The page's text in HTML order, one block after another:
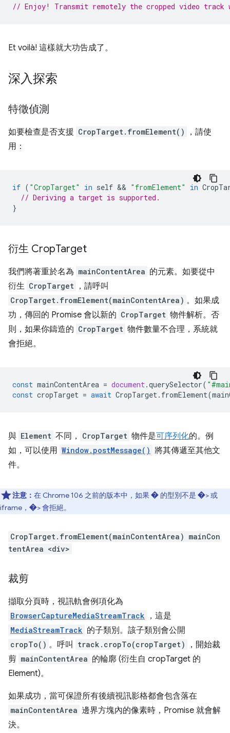
// Enjoy! Transmit remotely the cropped video track
Et voilà! 這樣就大功告成了。
深入探索
特徵偵測
如要檢查是否支援 CropTarget.fromElement()
，請使
用：
if ( "CropTarget" in self && "fromElement" in
// Deriving a target is supported.
}
衍生 CropTarget
我們將著重於名為 mainContentArea 的元素。如要從中
衍生 CropTarget ，請呼叫
CropTarget.fromElement(mainContentArea) 。如果成
功，傳回的 Promise 會以新的 CropTarget 物件解析。否
則，如果你鑄造的 CropTarget 物件數量不合理，系統就
會拒絕。
const mainContentArea = document .querySelector(
const cropTarget = await CropTarget . fromElement(
與 Element 不同， CropTarget 物件是可序列化的。例
如，可以使用 Window.postMessage() 將其傳遞至其他文
件。
注意： 在 Chrome 106 之前的版本中，如果 � 的型別不是 �> 或
iframe，�> 會拒絕。
CropTarget.fromElement(mainContentArea) mainCon
tentArea <div>
裁剪
擷取分頁時，視訊軌會例項化為
BrowserCaptureMediaStreamTrack ，這是
MediaStreamTrack 的子類別。該子類別會公開
cropTo() 。呼叫 track.cropTo(cropTarget)
，開始裁
剪 mainContentArea 的輪廓 (衍生自 cropTarget 的
Element)。
如果成功，當可保證所有後續視訊影格都會包含落在
mainContentArea 邊界方塊內的像素時，Promise 就會解
決。